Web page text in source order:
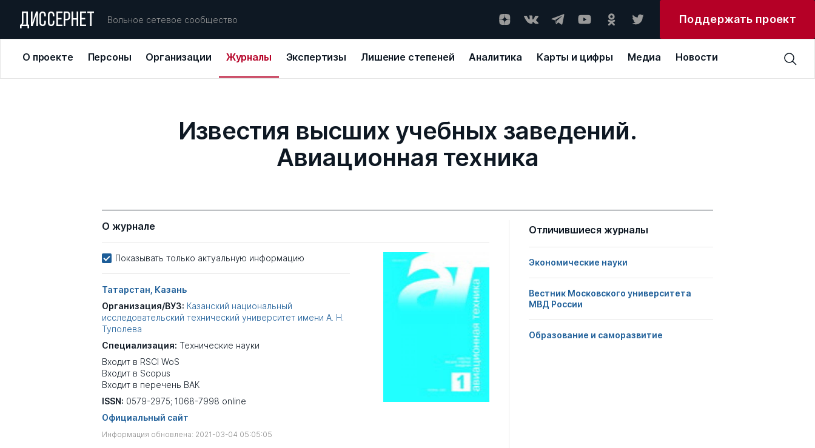
ДИССЕРНЕТ Вольное сетевое сообщество Поддержать проект
О проекте Персоны Организации Журналы Экспертизы Лишение степеней Аналитика Карты и цифры Медиа Новости
Известия высших учебных заведений.
Авиационная техника
О журнале
Показывать только актуальную информацию
Татарстан, Казань
Организация/ВУЗ: Казанский национальный
исследовательский технический университет имени А. Н.
Туполева
Специализация: Технические науки
Входит в RSCI WoS
Входит в Scopus
Входит в перечень ВАК
ISSN: 0579-2975; 1068-7998 online
Официальный сайт
Информация обновлена: 2021-03-04 05:05:05
Отличившиеся журналы
Экономические науки
Вестник Московского университета
МВД России
Образование и саморазвитие